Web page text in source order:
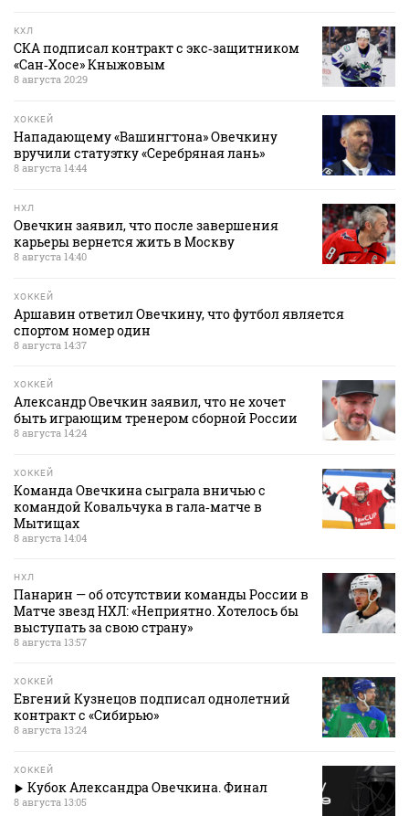
КХЛ
СКА подписал контракт с экс‑защитником
«Сан‑Хосе» Кныжовым
8 августа 20:29
ХОККЕЙ
Нападающему «Вашингтона» Овечкину
вручили статуэтку «Серебряная лань»
8 августа 14:44
НХЛ
Овечкин заявил, что после завершения
карьеры вернется жить в Москву
8 августа 14:40
ХОККЕЙ
Аршавин ответил Овечкину, что футбол является
спортом номер один
8 августа 14:37
ХОККЕЙ
Александр Овечкин заявил, что не хочет
быть играющим тренером сборной России
8 августа 14:24
ХОККЕЙ
Команда Овечкина сыграла вничью с
командой Ковальчука в гала‑матче в
Мытищах
8 августа 14:04
НХЛ
Панарин — об отсутствии команды России в
Матче звезд НХЛ: «Неприятно. Хотелось бы
выступать за свою страну»
8 августа 13:57
ХОККЕЙ
Евгений Кузнецов подписал однолетний
контракт с «Сибирью»
8 августа 13:24
ХОККЕЙ
Кубок Александра Овечкина. Финал
8 августа 13:05